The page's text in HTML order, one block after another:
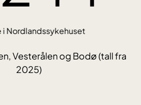
2
4
i Nordlandssykehuset
Vesterålen og Bodø (tall fra
2025)